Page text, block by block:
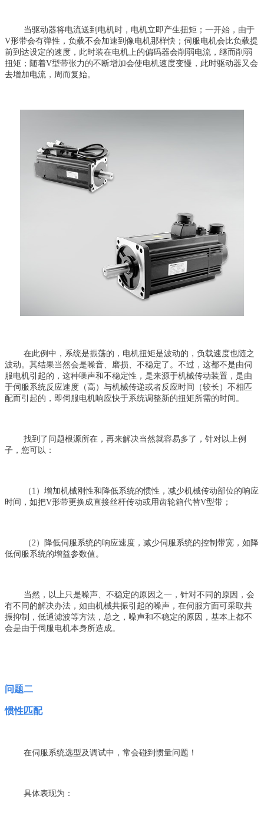
当驱动器将电流送到电机时，电机立即产生扭矩；一开始，由于
V形带会有弹性，负载不会加速到像电机那样快；伺服电机会比负载提
前到达设定的速度，此时装在电机上的偏码器会削弱电流，继而削弱
扭矩；随着V型带张力的不断增加会使电机速度变慢，此时驱动器又会
去增加电流，周而复始。
在此例中，系统是振荡的，电机扭矩是波动的，负载速度也随之
波动。其结果当然会是噪音、磨损、不稳定了。不过，这都不是由伺
服电机引起的，这种噪声和不稳定性，是来源于机械传动装置，是由
于伺服系统反应速度（高）与机械传递或者反应时间（较长）不相匹
配而引起的，即伺服电机响应快于系统调整新的扭矩所需的时间。
找到了问题根源所在，再来解决当然就容易多了，针对以上例
子，您可以：
（1）增加机械刚性和降低系统的惯性，减少机械传动部位的响应
时间，如把V形带更换成直接丝杆传动或用齿轮箱代替V型带；
（2）降低伺服系统的响应速度，减少伺服系统的控制带宽，如降
低伺服系统的增益参数值。
当然，以上只是噪声、不稳定的原因之一，针对不同的原因，会
有不同的解决办法，如由机械共振引起的噪声，在伺服方面可采取共
振抑制，低通滤波等方法，总之，噪声和不稳定的原因，基本上都不
会是由于伺服电机本身所造成。
问题二
惯性匹配
在伺服系统选型及调试中，常会碰到惯量问题！
具体表现为：